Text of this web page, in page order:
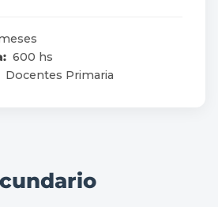
600 hs
Docentes Primaria